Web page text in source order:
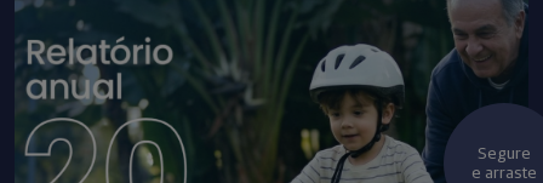
Segure
e arraste